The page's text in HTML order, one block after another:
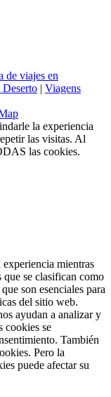
de viajes en
| Viagens
la experiencia
las visitas. Al
las cookies.
mientras
que se clasifican como
son esenciales para
del sitio web.
ayudan a analizar y
cookies se
También
Pero la
puede afectar su